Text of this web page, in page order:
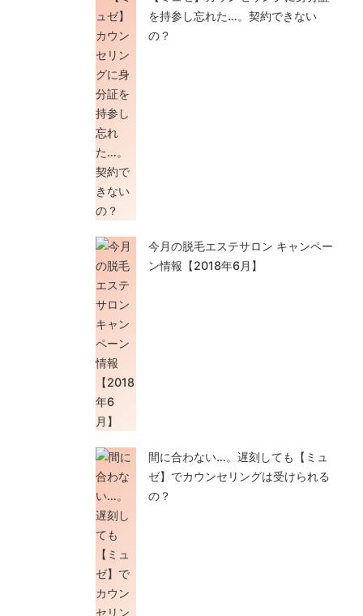
を持参し忘れた…。契約できない
の？
今月の脱毛エステサロン キャンペー
ン情報【2018年6月】
間に合わない…。遅刻しても【ミュ
ゼ】でカウンセリングは受けられる
の？